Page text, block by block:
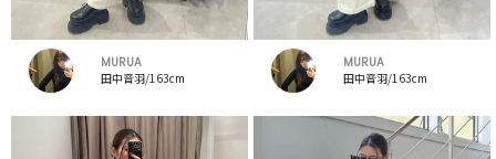
MURUA
田中音羽/163cm
MURUA
田中音羽/163cm